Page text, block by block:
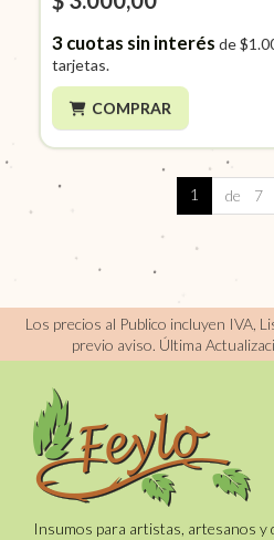
3cuotas sin interés de
tarjetas.
COMPRAR
1 de 7
Los precios al Publico incluyen IVA,
previo aviso. Última
Insumos para artistas, artesanos y